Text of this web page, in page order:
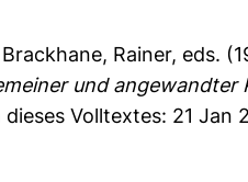
Brackhane, Rainer, eds.
und angewandter
Volltextes: 21 Jan